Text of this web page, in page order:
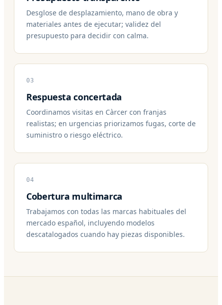
Desglose de desplazamiento, mano de obra y
materiales antes de ejecutar; validez del
presupuesto para decidir con calma.
03
Respuesta concertada
Coordinamos visitas en Càrcer con franjas
realistas; en urgencias priorizamos fugas, corte de
suministro o riesgo eléctrico.
04
Cobertura multimarca
Trabajamos con todas las marcas habituales del
mercado español, incluyendo modelos
descatalogados cuando hay piezas disponibles.